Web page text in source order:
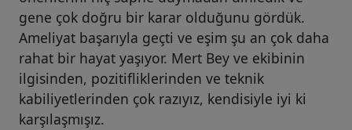
gene çok doğru bir karar olduğunu gördük.
Ameliyat başarıyla geçti ve eşim şu an çok daha
rahat bir hayat yaşıyor. Mert Bey ve ekibinin
ilgisinden, pozitifliklerinden ve teknik
kabiliyetlerinden çok razıyız, kendisiyle iyi ki
karşılaşmışız.